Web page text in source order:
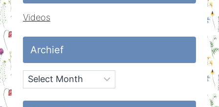
Videos
Archief
Archief